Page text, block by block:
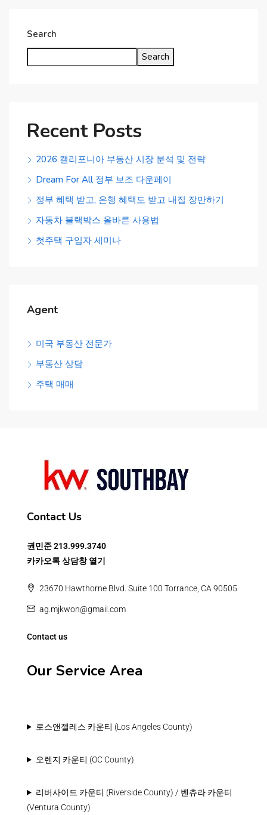
Search
Search
Recent Posts
2026 캘리포니아 부동산 시장 분석 및 전략
Dream For All 정부 보조 다운페이
정부 혜택 받고, 은행 혜택도 받고 내집 장만하기
자동차 블랙박스 올바른 사용법
첫주택 구입자 세미나
Agent
미국 부동산 전문가
부동산 상담
주택 매매
Contact Us
권민준213.999.3740
카카오톡 상담창 열기
23670 Hawthorne Blvd. Suite 100 Torrance, CA 90505
ag.mjkwon@gmail.com
Contact us
Our Service Area
로스앤젤레스 카운티 (Los Angeles County)
오렌지 카운티 (OC County)
리버사이드 카운티 (Riverside County) / 벤츄라 카운티
(Ventura County)